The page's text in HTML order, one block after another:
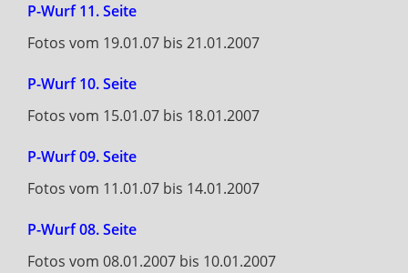
P-Wurf 11. Seite
Fotos vom 19.01.07 bis 21.01.2007
P-Wurf 10. Seite
Fotos vom 15.01.07 bis 18.01.2007
P-Wurf 09. Seite
Fotos vom 11.01.07 bis 14.01.2007
P-Wurf 08. Seite
Fotos vom 08.01.2007 bis 10.01.2007